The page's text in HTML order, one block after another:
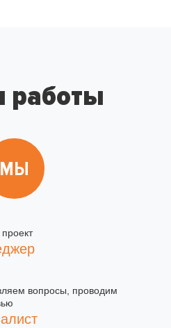
работы
МЫ
вопросы, проводим